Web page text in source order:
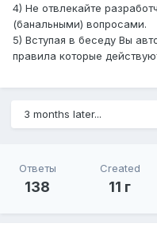
4) Не отвлекайте
(банальными) вопросами.
5) Вступая в беседу Вы
правила которые
3 months later...
Ответы
138
Created
11 г